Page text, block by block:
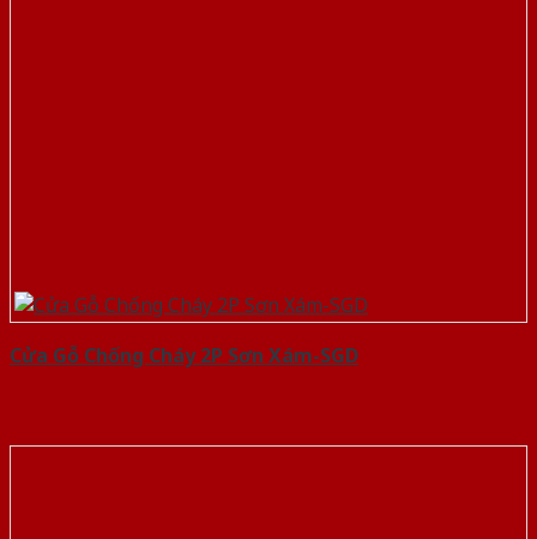
Cửa Gỗ Chống Cháy 2P Sơn Xám-SGD